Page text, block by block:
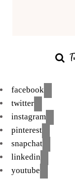
facebook
twitter
instagram
pinterest
snapchat
linkedin
youtube